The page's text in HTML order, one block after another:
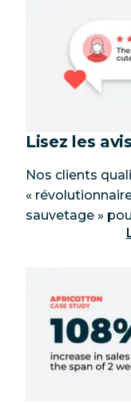
Lisez les
Nos clients
«
sauvetage »